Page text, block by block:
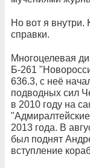
Но вот я внутри.
справки.
Многоцелевая
Б-261
636.3, с неё
подводных сил
в 2010 году на
2013 года. В
был поднят
вступление